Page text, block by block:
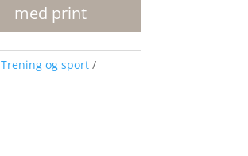
med print
Trening og sport